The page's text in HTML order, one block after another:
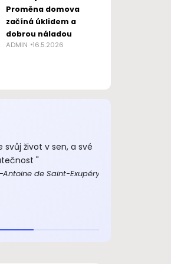
Proměna domova
začíná úklidem a
dobrou náladou
ADMIN 16.5.2026
svůj život v sen, a své
"
Antoine de Saint-Exupéry